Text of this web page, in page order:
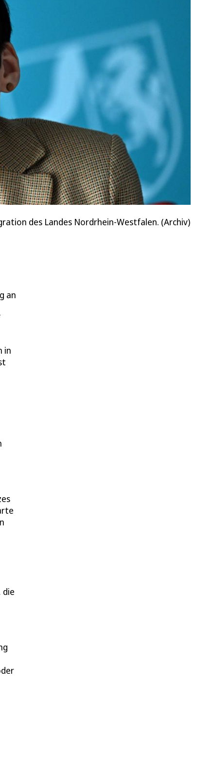
des Landes Nordrhein-Westfalen. (Archiv)
an
in
die